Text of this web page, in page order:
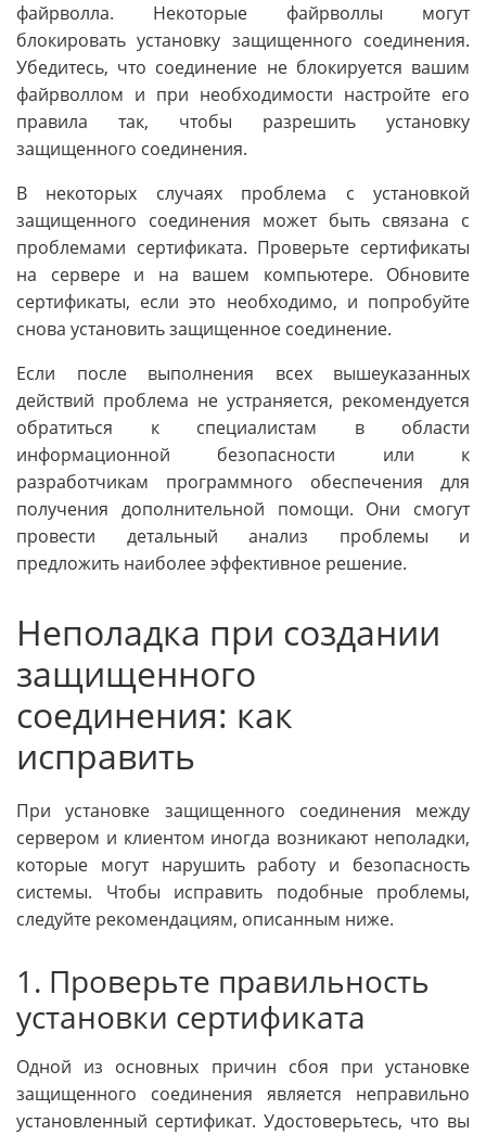
файрволла. Некоторые файрволлы могут
блокировать установку защищенного соединения.
Убедитесь, что соединение не блокируется вашим
файрволлом и при необходимости настройте его
правила так, чтобы разрешить установку
защищенного соединения.
В некоторых случаях проблема с установкой
защищенного соединения может быть связана с
проблемами сертификата. Проверьте сертификаты
на сервере и на вашем компьютере. Обновите
сертификаты, если это необходимо, и попробуйте
снова установить защищенное соединение.
Если после выполнения всех вышеуказанных
действий проблема не устраняется, рекомендуется
обратиться к специалистам в области
информационной безопасности или к
разработчикам программного обеспечения для
получения дополнительной помощи. Они смогут
провести детальный анализ проблемы и
предложить наиболее эффективное решение.
Неполадка при создании
защищенного
соединения: как
исправить
При установке защищенного соединения между
сервером и клиентом иногда возникают неполадки,
которые могут нарушить работу и безопасность
системы. Чтобы исправить подобные проблемы,
следуйте рекомендациям, описанным ниже.
1. Проверьте правильность
установки сертификата
Одной из основных причин сбоя при установке
защищенного соединения является неправильно
установленный сертификат. Удостоверьтесь, что вы